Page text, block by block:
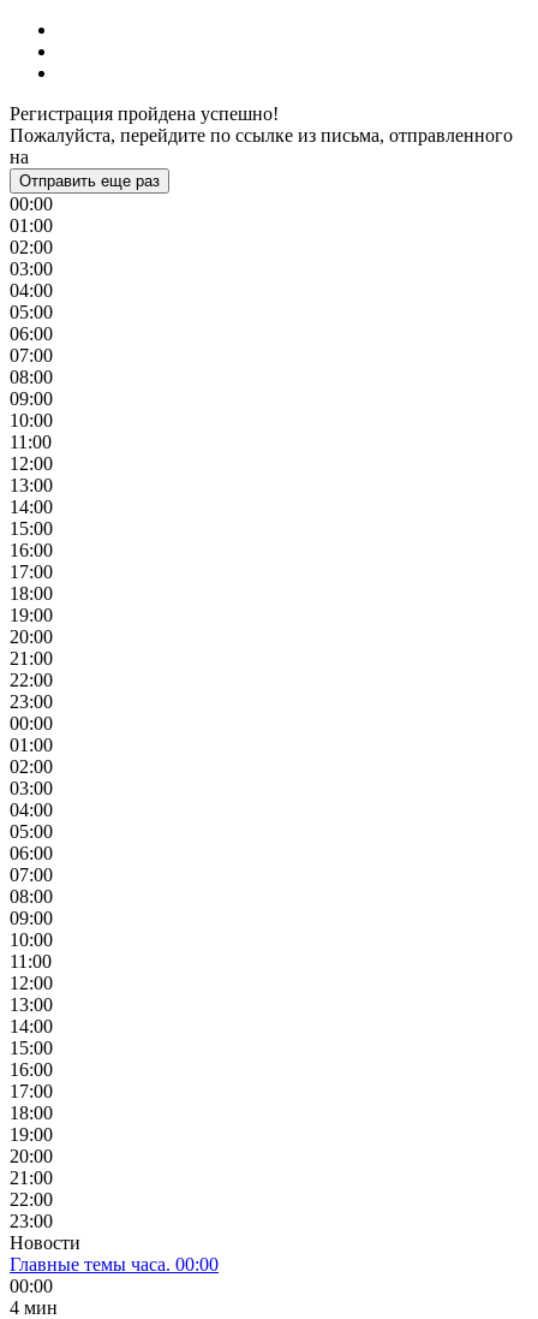
Регистрация пройдена успешно!
Пожалуйста, перейдите по ссылке из письма, отправленного
на
Отправить еще раз
00:00
01:00
02:00
03:00
04:00
05:00
06:00
07:00
08:00
09:00
10:00
11:00
12:00
13:00
14:00
15:00
16:00
17:00
18:00
19:00
20:00
21:00
22:00
23:00
00:00
01:00
02:00
03:00
04:00
05:00
06:00
07:00
08:00
09:00
10:00
11:00
12:00
13:00
14:00
15:00
16:00
17:00
18:00
19:00
20:00
21:00
22:00
23:00
Новости
Главные темы часа. 00:00
00:00
4 мин